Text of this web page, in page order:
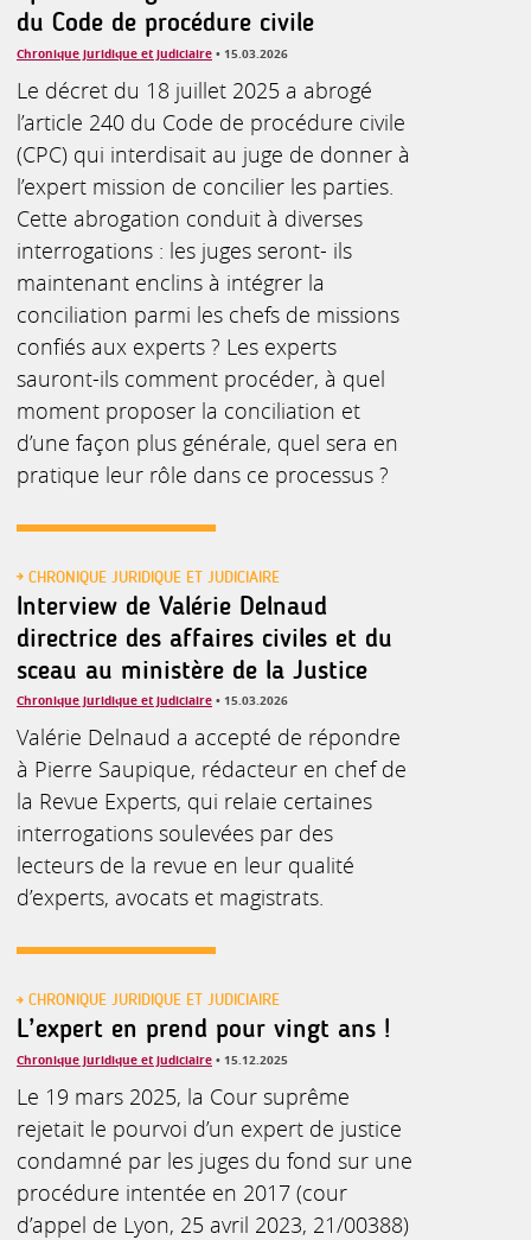
du Code de procédure civile
Chronique juridique et judiciaire • 15.03.2026
Le décret du 18 juillet 2025 a abrogé
l’article 240 du Code de procédure civile
(CPC) qui interdisait au juge de donner à
l’expert mission de concilier les parties.
Cette abrogation conduit à diverses
interrogations : les juges seront- ils
maintenant enclins à intégrer la
conciliation parmi les chefs de missions
confiés aux experts ? Les experts
sauront-ils comment procéder, à quel
moment proposer la conciliation et
d’une façon plus générale, quel sera en
pratique leur rôle dans ce processus ?
CHRONIQUE JURIDIQUE ET JUDICIAIRE
Interview de Valérie Delnaud
directrice des affaires civiles et du
sceau au ministère de la Justice
Chronique juridique et judiciaire • 15.03.2026
Valérie Delnaud a accepté de répondre
à Pierre Saupique, rédacteur en chef de
la Revue Experts, qui relaie certaines
interrogations soulevées par des
lecteurs de la revue en leur qualité
d’experts, avocats et magistrats.
CHRONIQUE JURIDIQUE ET JUDICIAIRE
L’expert en prend pour vingt ans !
Chronique juridique et judiciaire • 15.12.2025
Le 19 mars 2025, la Cour suprême
rejetait le pourvoi d’un expert de justice
condamné par les juges du fond sur une
procédure intentée en 2017 (cour
d’appel de Lyon, 25 avril 2023, 21/00388)